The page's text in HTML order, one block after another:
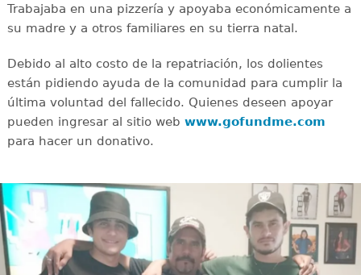
Trabajaba en una pizzería y apoyaba económicamente a
su madre y a otros familiares en su tierra natal.
Debido al alto costo de la repatriación, los dolientes
están pidiendo ayuda de la comunidad para cumplir la
última voluntad del fallecido. Quienes deseen apoyar
pueden ingresar al sitio web www.gofundme.com
para hacer un donativo.